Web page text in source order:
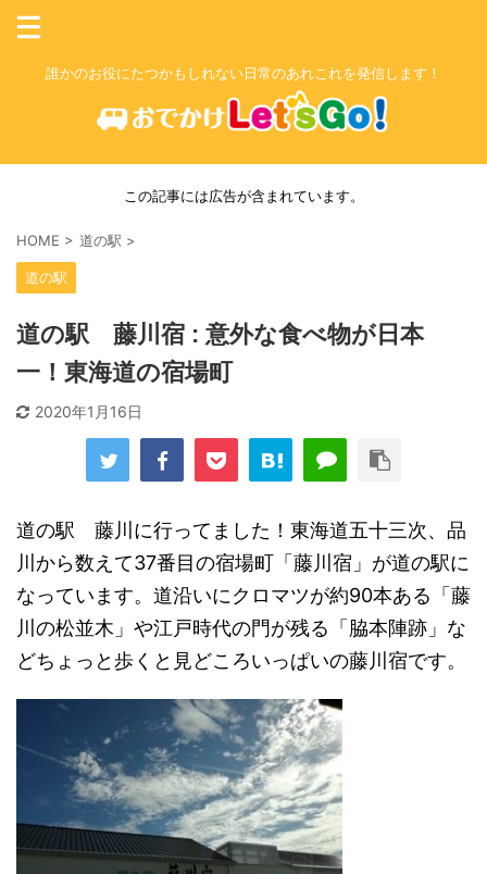
誰かのお役にたつかもしれない日常のあれこれを発信します！
この記事には広告が含まれています。
HOME > 道の駅 >
道の駅
道の駅 藤川宿 : 意外な食べ物が日本
一！東海道の宿場町
2020年1月16日
道の駅 藤川に行ってました！東海道五十三次、品
川から数えて37番目の宿場町「藤川宿」が道の駅に
なっています。道沿いにクロマツが約90本ある「藤
川の松並木」や江戸時代の門が残る「脇本陣跡」な
どちょっと歩くと見どころいっぱいの藤川宿です。